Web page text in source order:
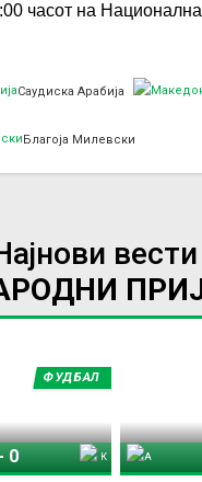
часот на
Саудиска Арабија
Благоја Милевски
ФУДБАЛ
0